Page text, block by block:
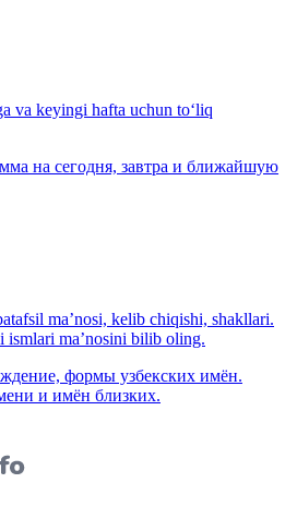
va keyingi hafta uchun to‘liq
на сегодня, завтра и ближайшую
ma’nosi, kelib chiqishi, shakllari.
ismlari ma’nosini bilib oling.
формы узбекских имён.
и имён близких.